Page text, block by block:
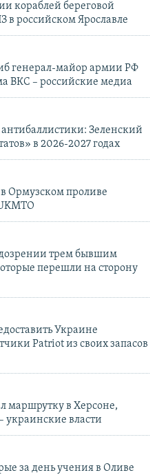
кораблей береговой
российском Ярославле
генерал-майор армии РФ
ВКС – российские медиа
Зеленский
в 2026-2027 годах
Ормузском проливе
трем бывшим
перешли на сторону
Украине
Patriot из своих запасов
маршрутку в Херсоне,
украинские власти
за день учения в Оливе